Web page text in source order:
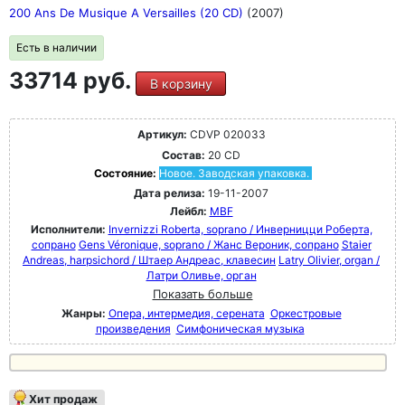
200 Ans De Musique A Versailles (20 CD) (2007)
Есть в наличии
33714 руб. В корзину
Артикул: CDVP 020033
Состав: 20 CD
Состояние: Новое. Заводская упаковка.
Дата релиза: 19-11-2007
Лейбл: MBF
Исполнители: Invernizzi Roberta, soprano / Инверницци Роберта,
сопрано Gens Véronique, soprano / Жанс Вероник, сопрано Staier
Andreas, harpsichord / Штаер Андреас, клавесин Latry Olivier, organ /
Латри Оливье, орган
Показать больше
Жанры: Опера, интермедия, серената Оркестровые
произведения Симфоническая музыка
Хит продаж